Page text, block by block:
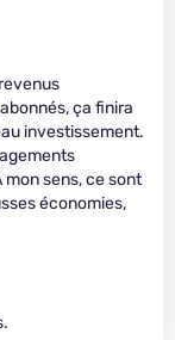
ça finira
investissement.
mon sens, ce sont
économies,